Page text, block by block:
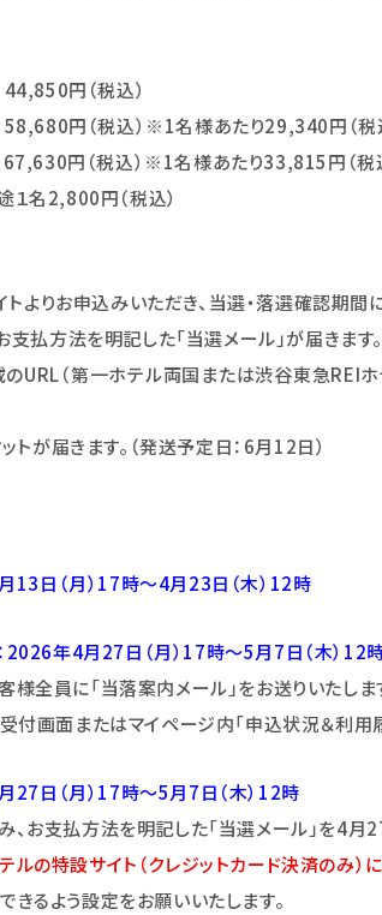
円（税込）
円（税込）※1名様あたり29,340円（税
円（税込）※1名様あたり33,815円（税
名2,800円（税込）
トよりお申込みいただき、当選・落選確認期間
払方法を明記した「当選メール」が届きます。
のURL（第一ホテル両国または渋谷東急REIホ
トが届きます。（発送予定日：6月12日）
13日（月）17時～4月23日（木）12時
2026年4月27日（月）17時～5月7日（木）12
全員に「当落案内メール」をお送りいたします
付画面またはマイページ内「申込状況＆利用
27日（月）17時～5月7日（木）12時
お支払方法を明記した「当選メール」を4月
の特設サイト（クレジットカード決済のみ）に
きるよう設定をお願いいたします。